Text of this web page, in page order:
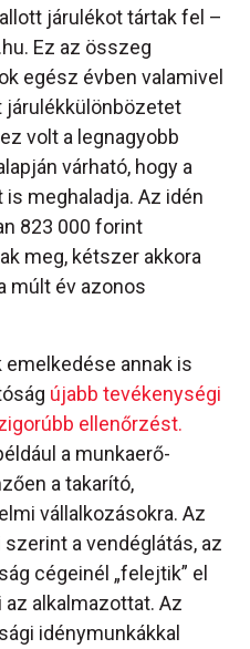
járulékot tártak fel –
Ez az összeg
egész évben valamivel
járulékkülönbözetet
volt a legnagyobb
várható, hogy a
meghaladja. Az idén
823 000 forint
meg, kétszer akkora
múlt év azonos
annak is
újabb tevékenységi
ellenőrzést.
a munkaerő-
a takarító,
vállalkozásokra. Az
a vendéglátás, az
cégeinél „felejtik” el
alkalmazottat. Az
idénymunkákkal